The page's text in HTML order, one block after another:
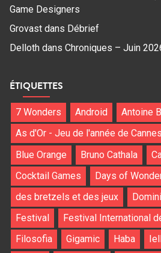
Game Designers
Grovast dans Débrief
Delloth dans Chroniques – Juin
ÉTIQUETTES
7 Wonders Android Antoine
As d'Or - Jeu de l'année de Cannes
Blue Orange
Bruno Cathala
Cocktail Games
Days of
des bretzels et des jeux
Festival
Festival International
Filosofia
Gigamic Haba